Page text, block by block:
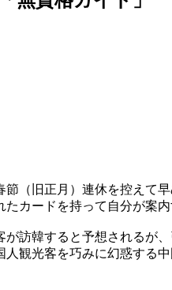
（旧正月）連休を控え
カードを持って自分が案
訪韓すると予想される
観光客を巧みに幻惑する